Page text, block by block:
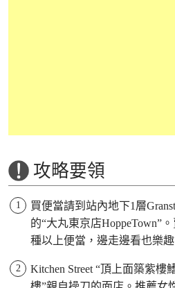
攻略要領
買便當請到站內地下1層
的“大丸東京店HoppeTown”
種以上便當，邊走邊看也樂趣
Kitchen Street “頂上面築紫樓